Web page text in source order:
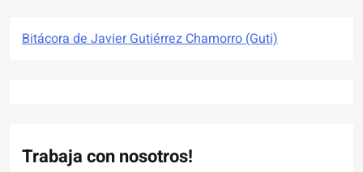
Bitácora de Javier Gutiérrez Chamorro (Guti)
Trabaja con nosotros!